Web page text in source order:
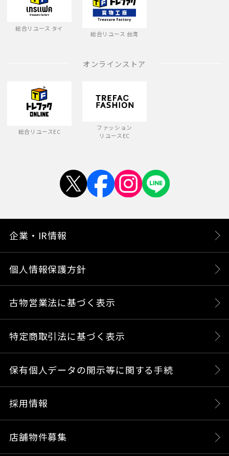
総合リユース タイ
総合リユース 台湾
オンラインストア
総合リユースEC
ファッション
リユースEC
企業・IR情報
個人情報保護方針
古物営業法に基づく表示
特定商取引法に基づく表示
保有個人データの開示等に関する手続
採用情報
店舗物件募集